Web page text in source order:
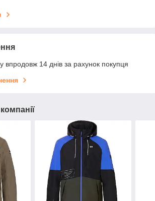
впродовж 14 днів за рахунок покупця